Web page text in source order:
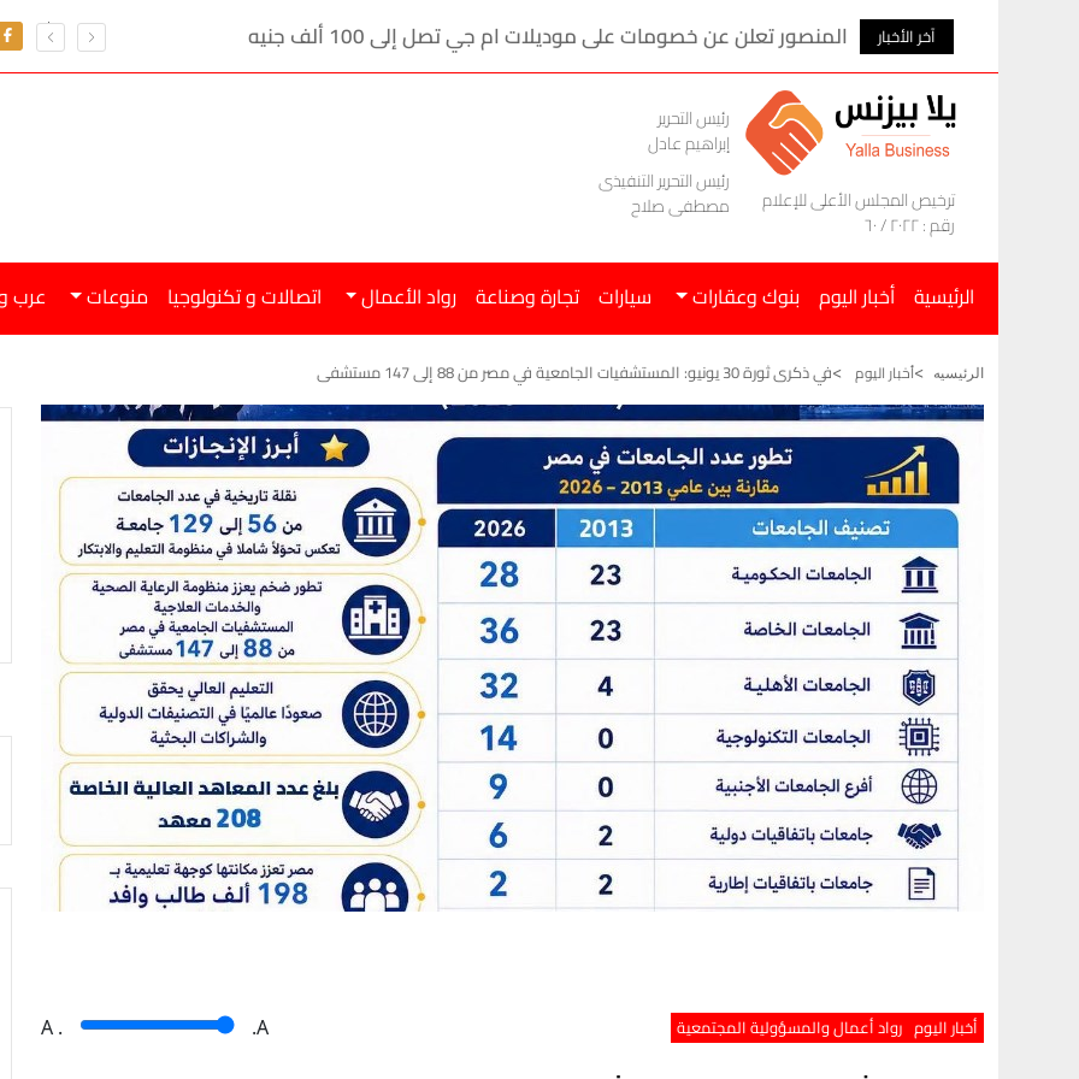
آخر الأخبار المنصور تعلن عن خصومات على موديلات ام جي تصل إلى 100 ألف جنيه
ترخيص المجلس الأعلى للإعلام
رقم : ٢٠٢٢ / ٦٠
رئيس التحرير
إبراهيم عادل
رئيس التحرير التنفيذى
مصطفى صلاح
الرئيسية أخبار اليوم بنوك وعقارات سيارات تجارة وصناعة رواد الأعمال اتصالات و تكنولوجيا منوعات عرب
الرئيسيه أخبار اليوم في ذكرى ثورة 30 يونيو: المستشفيات الجامعية في مصر من 88 إلى 147 مستشفى
أخبار اليوم رواد أعمال والمسؤولية المجتمعية A . .A